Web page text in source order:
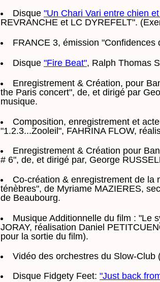
Disque "Un Chari Vari entre chien
REVRANCHE et LC DYREFELT".
FRANCE 3, émission "Confidences
Disque "Fire Beat", Ralph Thomas
Enregistrement & Création, pour
the Paris concert", de, et dirigé par
musique.
Composition, enregistrement et
"1.2.3...Zooleil", FAHRINA FLOW,
Enregistrement & Création pour
# 6", de, et dirigé par, George
Co-création & enregistrement de la
ténèbres", de Myriame MAZIERES,
de Beaubourg.
Musique Additionnelle du film : "Le
JORAY, réalisation Daniel
pour la sortie du film).
Vidéo des orchestres du Slow-Club
Disque Fidgety Feet: "Just back